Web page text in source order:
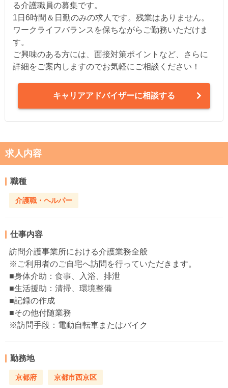
る介護職員の募集です。
1日6時間＆日勤のみの求人です。残業はありません。
ワークライフバランスを保ちながらご勤務いただけま
す。
ご興味のある方には、面接対策ポイントなど、さらに
詳細をご案内しますのでお気軽にご相談ください！
キャリアアドバイザーに相談する
求人内容
職種
介護職・ヘルパー
仕事内容
訪問介護事業所における介護業務全般
※ご利用者のご自宅へ訪問を行っていただきます。
■身体介助：食事、入浴、排泄
■生活援助：清掃、環境整備
■記録の作成
■その他付随業務
※訪問手段：電動自転車またはバイク
勤務地
京都府 京都市西京区